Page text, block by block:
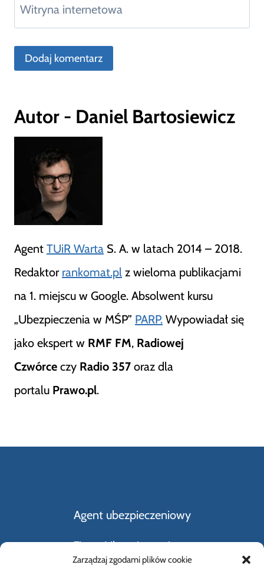
Zarządzaj zgodami plików cookie
Witryna internetowa
Autor - Daniel Bartosiewicz
Agent TUiR Warta S. A. w latach 2014 – 2018.
Redaktor rankomat.pl z wieloma publikacjami
na 1. miejscu w Google. Absolwent kursu
„Ubezpieczenia w MŚP” PARP. Wypowiadał się
jako ekspert w RMF FM, Radiowej
Czwórce czy Radio 357 oraz dla
portalu Prawo.pl.
Agent ubezpieczeniowy
Firmy Ubezpieczeniowe